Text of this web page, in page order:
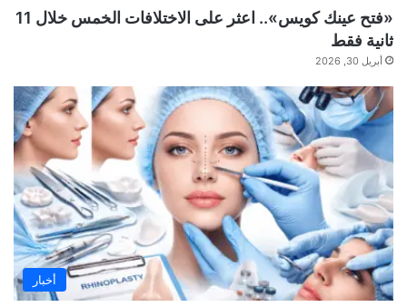
«فتح عينك كويس».. اعثر على الاختلافات الخمس خلال 11
ثانية فقط
أبريل 30, 2026
أخبار